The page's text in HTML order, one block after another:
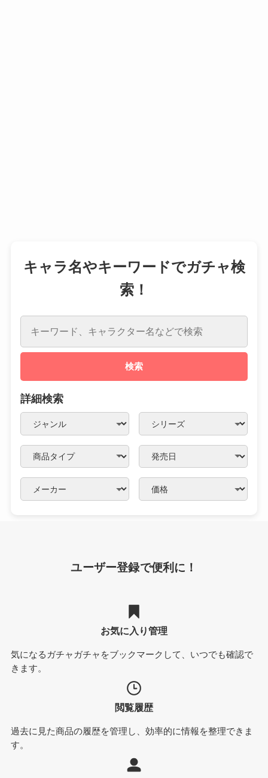
キャラ名やキーワードでガチャ検
索！
検索
詳細検索
ユーザー登録で便利に！
お気に入り管理
気になるガチャガチャをブックマークして、いつでも確認で
きます。
閲覧履歴
過去に見た商品の履歴を管理し、効率的に情報を整理できま
す。